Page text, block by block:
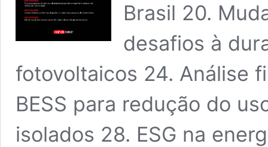
Brasil 20.
desafios à
fotovoltaicos 24. Análise
BESS para redução do
isolados 28. ESG na